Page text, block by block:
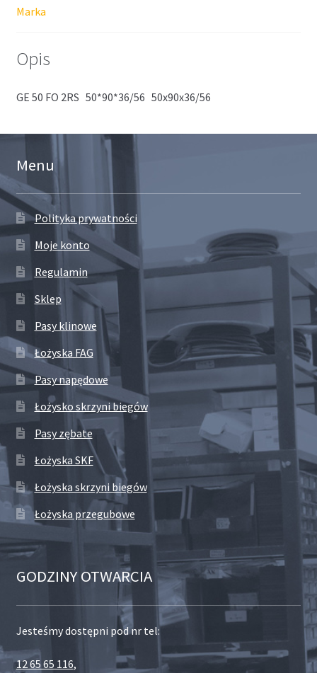
Marka
Opis
GE 50 FO 2RS 50*90*36/56 50x90x36/56
Menu
Polityka prywatności
Moje konto
Regulamin
Sklep
Pasy klinowe
Łożyska FAG
Pasy napędowe
Łożysko skrzyni biegów
Pasy zębate
Łożyska SKF
Łożyska skrzyni biegów
Łożyska przegubowe
GODZINY OTWARCIA
Jesteśmy dostępni pod nr tel:
12 65 65 116,